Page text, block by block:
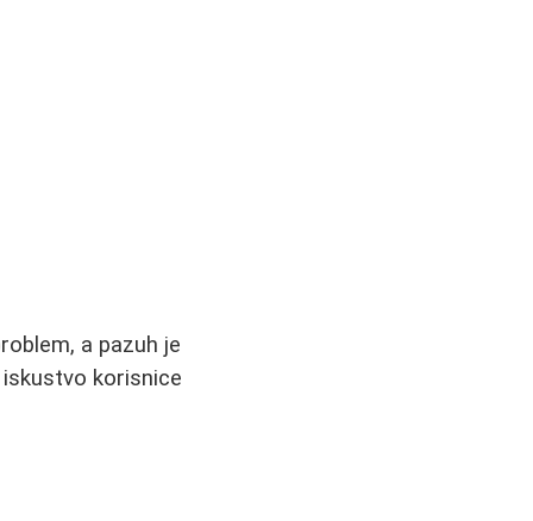
a pazuh je
korisnice